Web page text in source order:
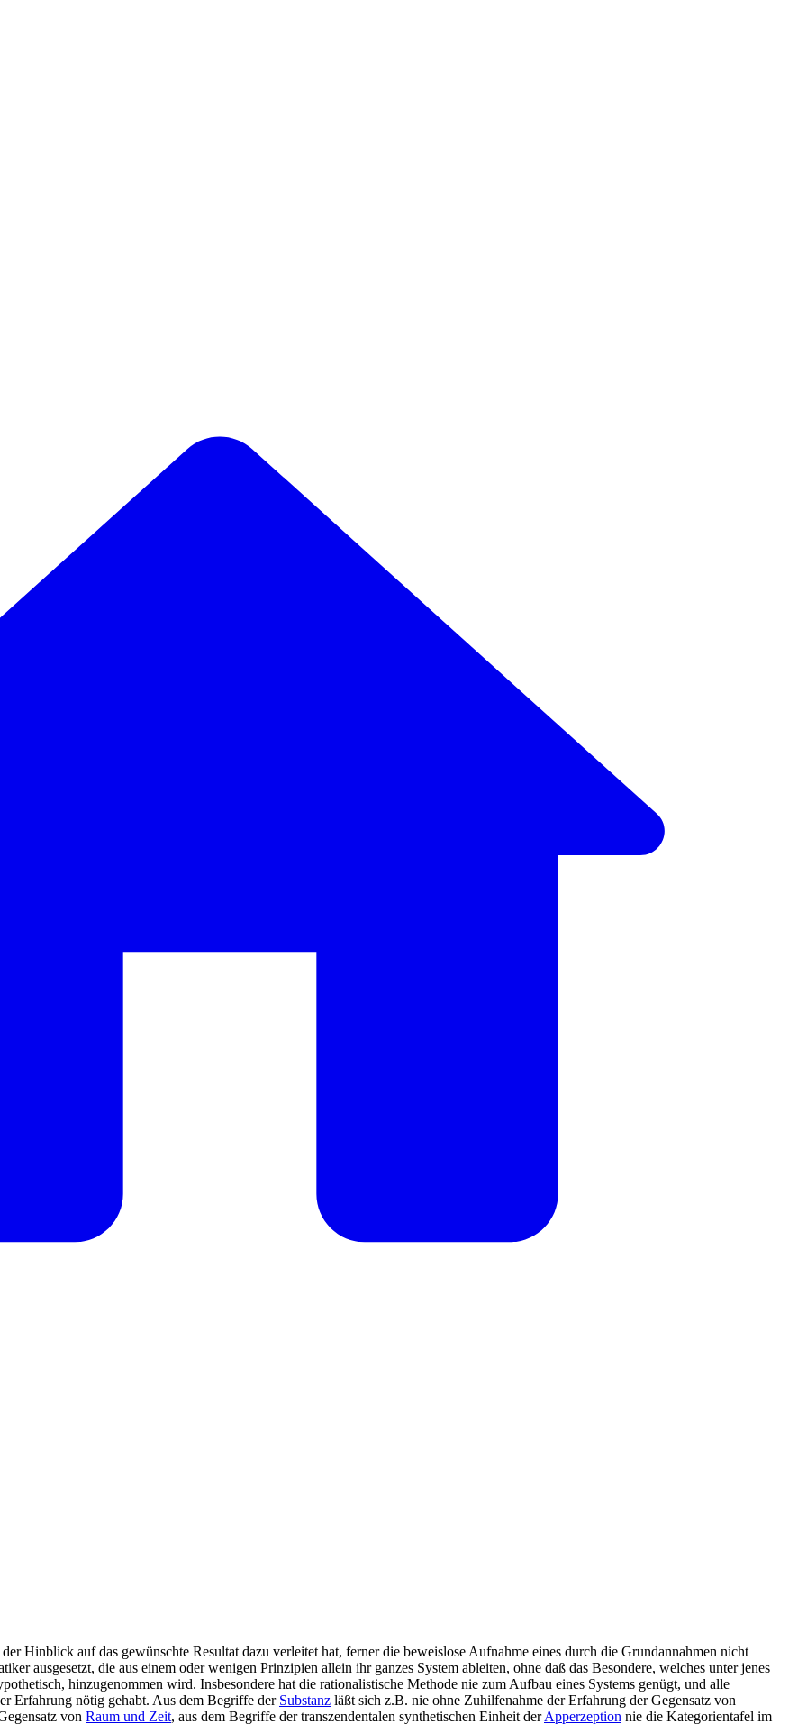
Hinblick auf das gewünschte Resultat dazu verleitet hat, ferner die beweislose Aufnahme eines durch die Grundannahmen nicht
ausgesetzt, die aus einem oder wenigen Prinzipien allein ihr ganzes System ableiten, ohne daß das Besondere, welches unter jenes
hinzugenommen wird. Insbesondere hat die rationalistische Methode nie zum Aufbau eines Systems genügt, und alle
Erfahrung nötig gehabt. Aus dem Begriffe der Substanz läßt sich z.B. nie ohne Zuhilfenahme der Erfahrung der Gegensatz von
von Raum und Zeit, aus dem Begriffe der transzendentalen synthetischen Einheit derApperzeption nie die Kategorientafel im